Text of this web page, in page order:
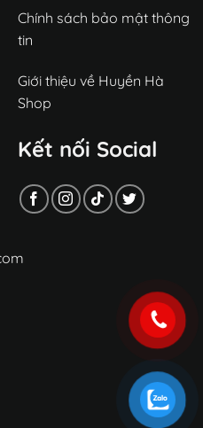
Chính sách bảo mật thông
tin
Giới thiệu về Huyền Hà
Shop
Kết nối Social